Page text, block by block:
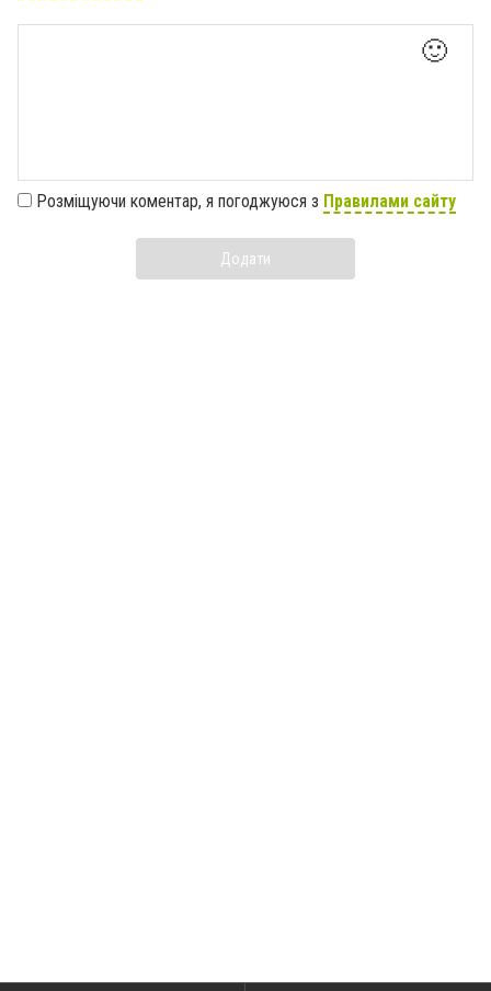
🙂
Розміщуючи коментар, я погоджуюся з Правилами сайту
Додати